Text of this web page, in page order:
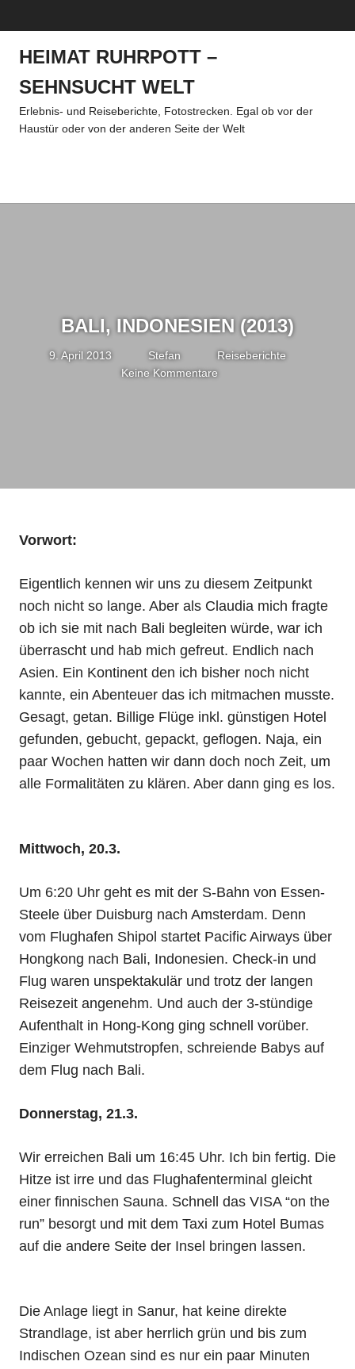
Inhalt
springen
HEIMAT RUHRPOTT –
SEHNSUCHT WELT
Erlebnis- und Reiseberichte, Fotostrecken. Egal ob vor der
Haustür oder von der anderen Seite der Welt
BALI, INDONESIEN (2013)
9. April 2013 Stefan
Reiseberichte
Keine Kommentare
Vorwort:
Eigentlich kennen wir uns zu diesem Zeitpunkt
noch nicht so lange. Aber als Claudia mich fragte
ob ich sie mit nach Bali begleiten würde, war ich
überrascht und hab mich gefreut. Endlich nach
Asien. Ein Kontinent den ich bisher noch nicht
kannte, ein Abenteuer das ich mitmachen musste.
Gesagt, getan. Billige Flüge inkl. günstigen Hotel
gefunden, gebucht, gepackt, geflogen. Naja, ein
paar Wochen hatten wir dann doch noch Zeit, um
alle Formalitäten zu klären. Aber dann ging es los.
Mittwoch, 20.3.
Um 6:20 Uhr geht es mit der S-Bahn von Essen-
Steele über Duisburg nach Amsterdam. Denn
vom Flughafen Shipol startet Pacific Airways über
Hongkong nach Bali, Indonesien. Check-in und
Flug waren unspektakulär und trotz der langen
Reisezeit angenehm. Und auch der 3-stündige
Aufenthalt in Hong-Kong ging schnell vorüber.
Einziger Wehmutstropfen, schreiende Babys auf
dem Flug nach Bali.
Donnerstag, 21.3.
Wir erreichen Bali um 16:45 Uhr. Ich bin fertig. Die
Hitze ist irre und das Flughafenterminal gleicht
einer finnischen Sauna. Schnell das VISA “on the
run” besorgt und mit dem Taxi zum Hotel Bumas
auf die andere Seite der Insel bringen lassen.
Die Anlage liegt in Sanur, hat keine direkte
Strandlage, ist aber herrlich grün und bis zum
Indischen Ozean sind es nur ein paar Minuten